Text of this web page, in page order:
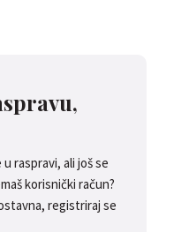
raspravi, ali još se
korisnički račun?
registriraj se